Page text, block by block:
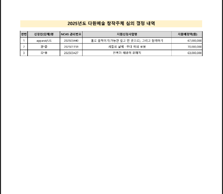
연번 신청인(단체)명 N C A S 관리번호 지원신청사업명 지원예정액(원)
1 a ppa rat/ US 202503440 홀로 움직이기(가능한 깊 고 먼 곳으 로 ) 그 리 고 함께하기 67 000 000
2 권* 준 202501159 새들의 날에 : 무대 위의 로 봇 7 0 000 000
3 김 용 20 2 5 0 34 2 7 전복과 해방의 유폐지 63 000 000
2025년 도 다원예술 창작주체 심의 결정 내역